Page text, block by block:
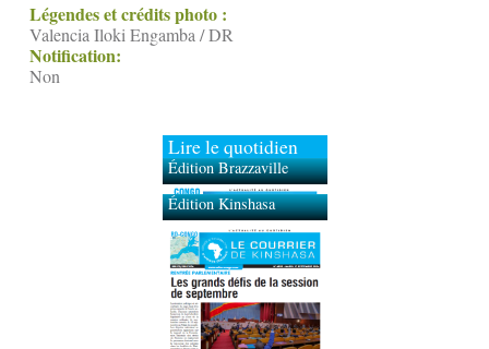
Légendes et crédits photo :
Valencia Iloki Engamba / DR
Notification:
Non
Lire le quotidien
Édition Brazzaville
Édition Kinshasa